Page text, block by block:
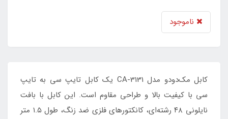
ناموجود
کابل مک‌دودو مدل CA-3131 یک کابل تایپ سی به تایپ
سی با کیفیت بالا و طراحی مقاوم است. این کابل با بافت
نایلونی ۴۸ رشته‌ای، کانکتورهای فلزی ضد زنگ، طول ۱.۵ متر